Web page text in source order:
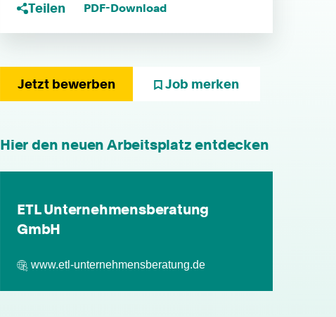
Teilen PDF-Download
Jetzt bewerben Job merken
Hier den neuen Arbeitsplatz entdecken
ETL Unternehmensberatung
GmbH
www.etl-unternehmensberatung.de
individuelle Fort- & Weiterbildung
Zusatzleistungen/Mitarbeiterrabatte